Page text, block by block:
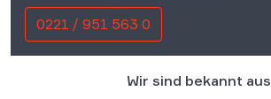
0221 / 951 563 0
Wir sind bekannt aus